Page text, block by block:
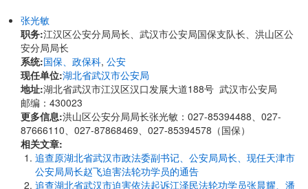
张光敏
职务:江汉区公安分局局长、武汉市公安局国保支队长、洪山区公
安分局局长
系统:国保、政保科, 公安
现任单位:湖北省武汉市公安局
地址:​​湖北省武汉市江汉区汉口发展大道188号 武汉市公安局
邮编：430023
更多信息:洪山区公安分局局长张光敏：027-85394488、027-
87666110、027-87868469、027-85394578（国保）
相关文章:
追查原湖北省武汉市政法委副书记、公安局局长、现任天津市
公安局局长赵飞迫害法轮功学员的通告
追查湖北省武汉市迫害依法起诉江泽民法轮功学员张晨耀、潘